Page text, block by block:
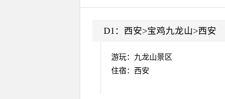
D1： 西安>宝鸡九龙山>西安
游玩：九龙山景区
住宿：西安